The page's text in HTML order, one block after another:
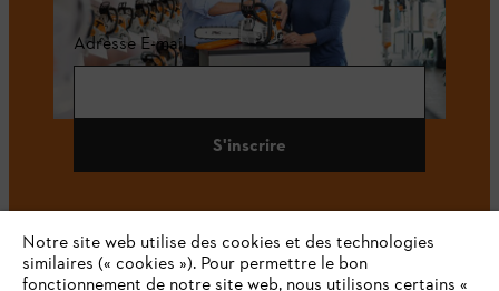
Adresse E-mail
S'inscrire
#STIHL
Notre site web utilise des cookies et des technologies
similaires (« cookies »). Pour permettre le bon
fonctionnement de notre site web, nous utilisons certains «